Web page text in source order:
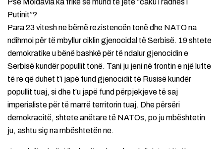
Putinit”?
Para 23 vitesh ne bëmë rezistencën tonë dhe NATO na
ndihmoi për të mbyllur ciklin gjenocidal të Serbisë. 19 shtete
demokratike u bënë bashkë për të ndalur gjenocidin e
Serbisë kundër popullit tonë. Tani ju jeni në frontin e një lufte
të re që duhet t’i japë fund gjenocidit të Rusisë kundër
popullit tuaj, si dhe t’u japë fund përpjekjeve të saj
imperialiste për të marrë territorin tuaj. Dhe përsëri
demokracitë, shtete anëtare të NATOs, po ju mbështetin
ju, ashtu siç na mbështetën ne.